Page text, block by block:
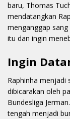
baru, Thomas
mendatangkan
menganggap
itu dan ingin
Ingin
Raphinha menjadi
dibicarakan oleh
Bundesliga
tengah menjadi